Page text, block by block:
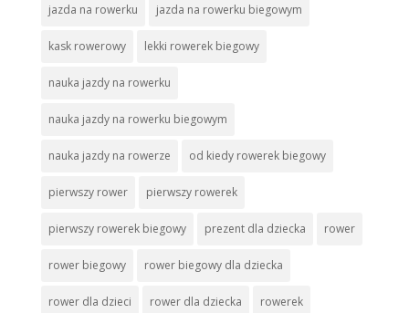
jazda na rowerku jazda na rowerku biegowym
kask rowerowy lekki rowerek biegowy
nauka jazdy na rowerku
nauka jazdy na rowerku biegowym
nauka jazdy na rowerze od kiedy rowerek biegowy
pierwszy rower pierwszy rowerek
pierwszy rowerek biegowy prezent dla dziecka rower
rower biegowy rower biegowy dla dziecka
rower dla dzieci rower dla dziecka rowerek